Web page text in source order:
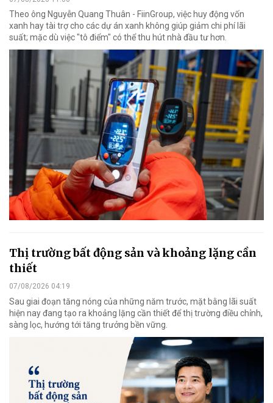
Theo ông Nguyễn Quang Thuân - FiinGroup, việc huy động vốn
xanh hay tài trợ cho các dự án xanh không giúp giảm chi phí lãi
suất; mặc dù việc "tô điểm" có thể thu hút nhà đầu tư hơn.
Thị trường bất động sản và khoảng lặng cần
thiết
07/08/2026 04:19
Sau giai đoạn tăng nóng của những năm trước, mặt bằng lãi suất
hiện nay đang tạo ra khoảng lặng cần thiết để thị trường điều chỉnh,
sàng lọc, hướng tới tăng trưởng bền vững.